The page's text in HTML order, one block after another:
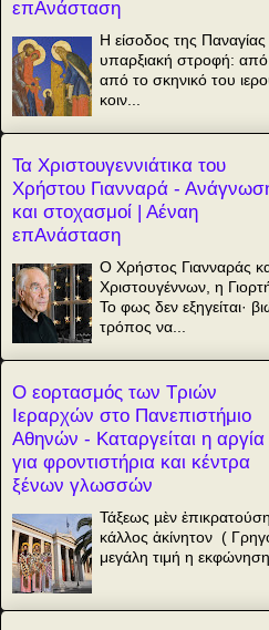
επΑνάσταση
Η είσοδος της
υπαρξιακή στροφή: από
από το σκηνικό του
κοιν...
Τα Χριστουγεννιάτικα του
Χρήστου Γιανναρά -
και στοχασμοί | Αέναη
επΑνάσταση
Ο Χρήστος Γιανναράς
Χριστουγέννων, η
Το φως δεν εξηγείται·
τρόπος να...
Ο εορτασμός των Τριών
Ιεραρχών στο Πανεπιστήμιο
Αθηνών - Καταργείται η αργία
για φροντιστήρια και κέντρα
ξένων γλωσσών
Τάξεως µὲν
κάλλος ἀκίνητον (
μεγάλη τιμή η